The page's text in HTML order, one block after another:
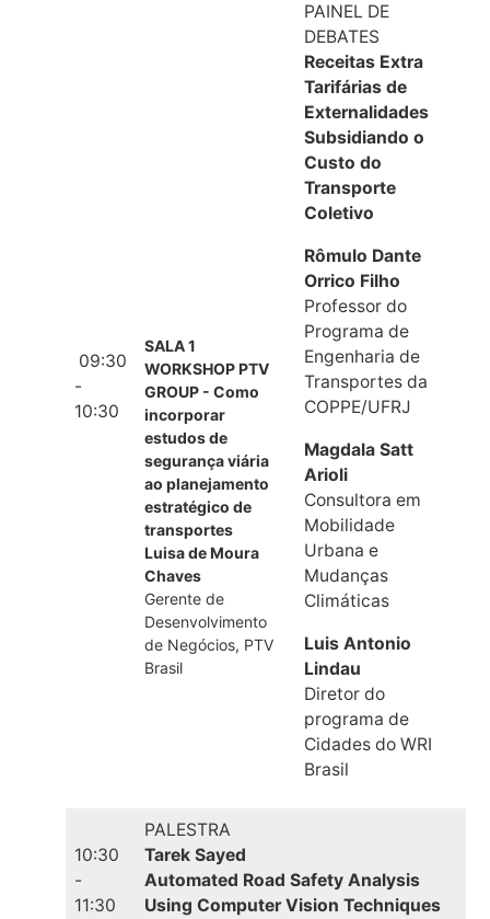
09:30
-
10:30
SALA 1
WORKSHOP PTV
GROUP - Como
incorporar
estudos de
segurança viária
ao planejamento
estratégico de
transportes
Luisa de Moura
Chaves
Gerente de
Desenvolvimento
de Negócios, PTV
Brasil
PAINEL DE
DEBATES
Receitas Extra
Tarifárias de
Externalidades
Subsidiando o
Custo do
Transporte
Coletivo
Rômulo Dante
Orrico Filho
Professor do
Programa de
Engenharia de
Transportes da
COPPE/UFRJ
Magdala Satt
Arioli
Consultora em
Mobilidade
Urbana e
Mudanças
Climáticas
Luis Antonio
Lindau
Diretor do
programa de
Cidades do WRI
Brasil
10:30
-
11:30
PALESTRA
Tarek Sayed
Automated Road Safety Analysis
Using Computer Vision Techniques